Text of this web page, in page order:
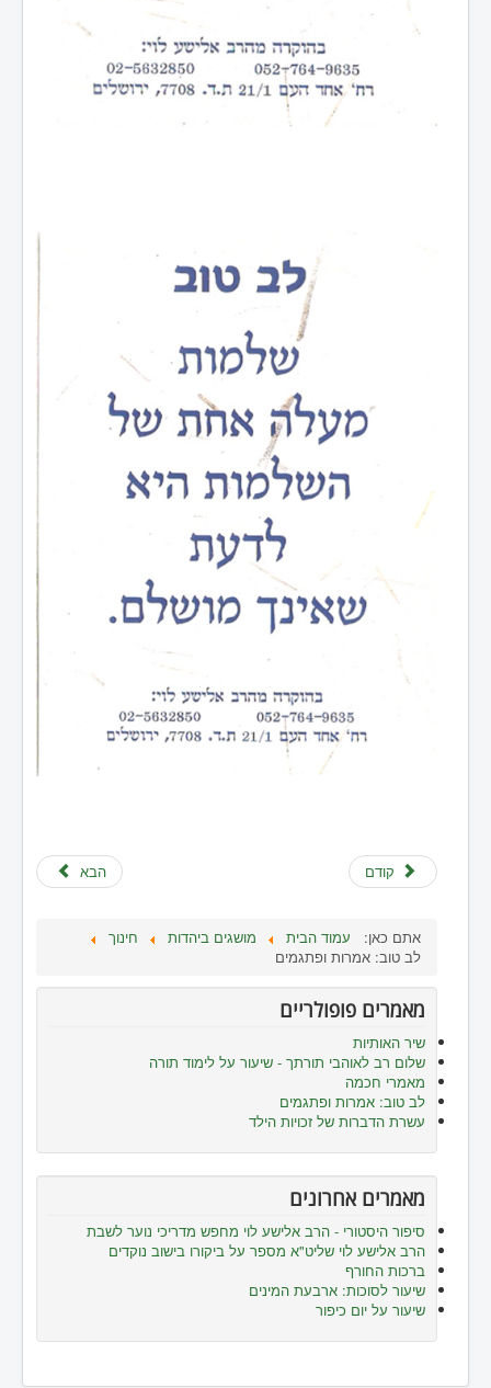
קודם הבא
אתם כאן: עמוד הבית מושגים ביהדות
חינוך
לב טוב: אמרות ופתגמים
מאמרים פופולריים
שיר האותיות
שלום רב לאוהבי תורתך - שיעור על לימוד תורה
מאמרי חכמה
לב טוב: אמרות ופתגמים
עשרת הדברות של זכויות הילד
מאמרים אחרונים
סיפור היסטורי - הרב אלישע לוי מחפש מדריכי נוער לשבת
הרב אלישע לוי שליט"א מספר על ביקורו בישוב נוקדים
ברכות החורף
שיעור לסוכות: ארבעת המינים
שיעור על יום כיפור